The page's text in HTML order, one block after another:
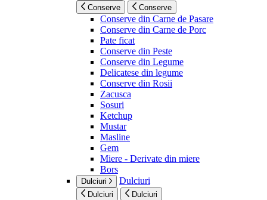
Conserve Conserve
Conserve din Carne de Pasare
Conserve din Carne de Porc
Pate ficat
Conserve din Peste
Conserve din Legume
Delicatese din legume
Conserve din Rosii
Zacusca
Sosuri
Ketchup
Mustar
Masline
Gem
Miere - Derivate din miere
Bors
Dulciuri Dulciuri
Dulciuri Dulciuri